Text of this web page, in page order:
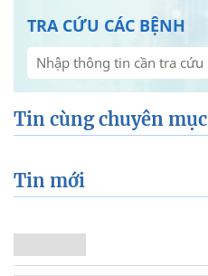
TRA CỨU CÁC BỆNH
Tin cùng chuyên mục
Tin mới